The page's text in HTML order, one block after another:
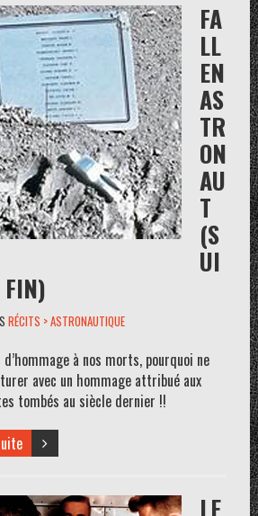
FA
LL
EN
AS
TR
ON
AU
T
(S
UI
FIN)
RÉCITS > ASTRONAUTIQUE
d’hommage à nos morts, pourquoi ne
avec un hommage attribué aux
tombés au siècle dernier !!
LE